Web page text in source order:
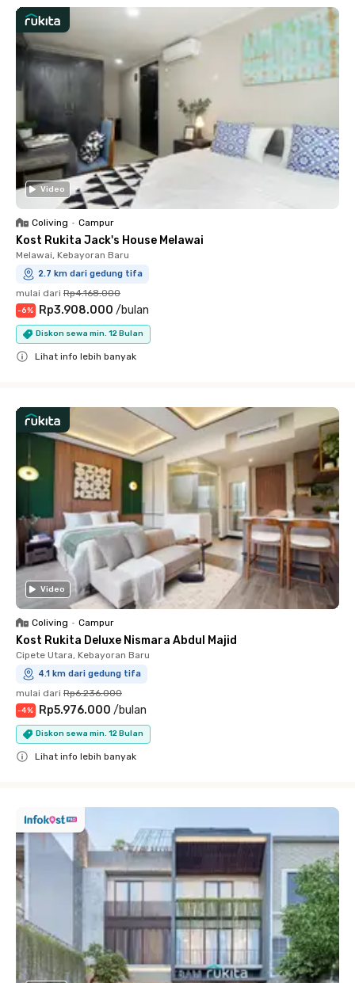
Video
Coliving • Campur
Kost Rukita Jack's House Melawai
Melawai, Kebayoran Baru
2.7 km dari gedung tifa
mulai dari Rp4.168.000
-6% Rp3.908.000 /bulan
Diskon sewa min. 12 Bulan
Lihat info lebih banyak
Video
Coliving • Campur
Kost Rukita Deluxe Nismara Abdul Majid
Cipete Utara, Kebayoran Baru
4.1 km dari gedung tifa
mulai dari Rp6.236.000
-4% Rp5.976.000 /bulan
Diskon sewa min. 12 Bulan
Lihat info lebih banyak